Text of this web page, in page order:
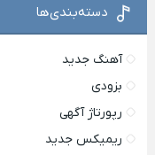
دسته‌بندی‌ها
آهنگ جدید
بزودی
رپورتاژ آگهی
ریمیکس جدید